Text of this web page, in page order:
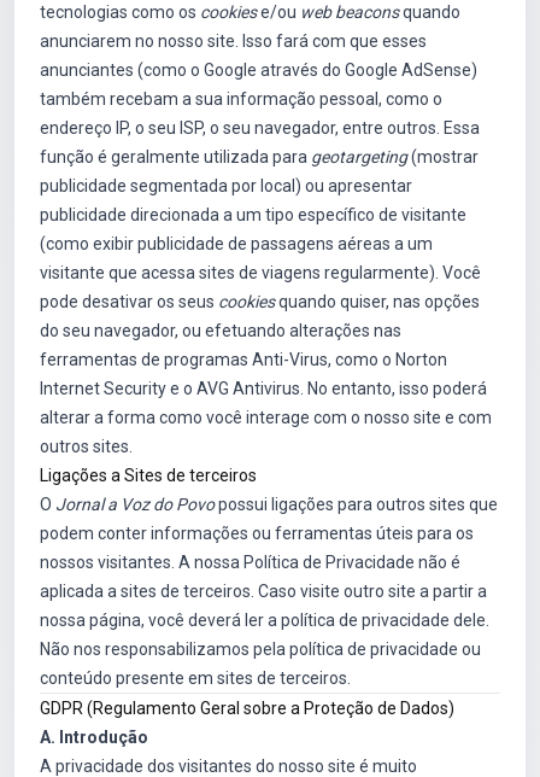
tecnologias como os cookiese/ou web beaconsquando
anunciarem no nosso site. Isso fará com que esses
anunciantes (como o Google através do Google AdSense)
também recebam a sua informação pessoal, como o
endereço IP, o seu ISP, o seu navegador, entre outros. Essa
função é geralmente utilizada para geotargeting(mostrar
publicidade segmentada por local) ou apresentar
publicidade direcionada a um tipo específico de visitante
(como exibir publicidade de passagens aéreas a um
visitante que acessa sites de viagens regularmente). Você
pode desativar os seus cookiesquando quiser, nas opções
do seu navegador, ou efetuando alterações nas
ferramentas de programas Anti-Virus, como o Norton
Internet Security e o AVG Antivirus. No entanto, isso poderá
alterar a forma como você interage com o nosso site e com
outros sites.
Ligações a Sites de terceiros
O Jornal a Voz do Povopossui ligações para outros sites que
podem conter informações ou ferramentas úteis para os
nossos visitantes. A nossa Política de Privacidade não é
aplicada a sites de terceiros. Caso visite outro site a partir a
nossa página, você deverá ler a política de privacidade dele.
Não nos responsabilizamos pela política de privacidade ou
conteúdo presente em sites de terceiros.
GDPR (Regulamento Geral sobre a Proteção de Dados)
A. Introdução
A privacidade dos visitantes do nosso site é muito